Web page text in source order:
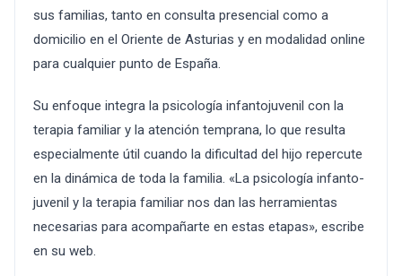
sus familias, tanto en consulta presencial como a
domicilio en el Oriente de Asturias y en modalidad online
para cualquier punto de España.
Su enfoque integra la psicología infantojuvenil con la
terapia familiar y la atención temprana, lo que resulta
especialmente útil cuando la dificultad del hijo repercute
en la dinámica de toda la familia. «La psicología infanto-
juvenil y la terapia familiar nos dan las herramientas
necesarias para acompañarte en estas etapas», escribe
en su web.